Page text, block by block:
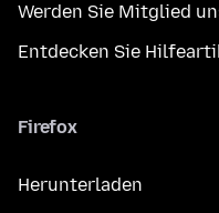
Werden Sie Mitglied
Entdecken Sie
Firefox
Herunterladen